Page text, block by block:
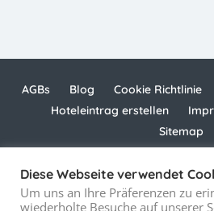
AGBs Blog Cookie Richtlinie
Hoteleintrag erstellen
Sitemap
Copyright © 2021 - 2025
Diese Webseite verwendet
Um uns an Ihre Präferenzen zu
wiederholte Besuche auf unserer